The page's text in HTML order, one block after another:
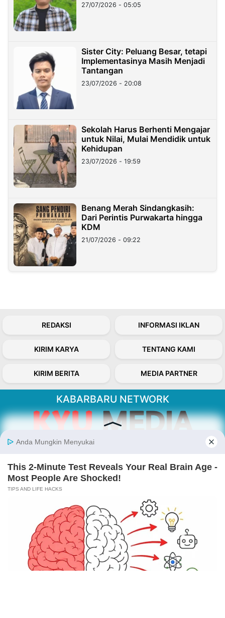
27/07/2026 - 05:05
Sister City: Peluang Besar, tetapi
Implementasinya Masih Menjadi
Tantangan
23/07/2026 - 20:08
Sekolah Harus Berhenti Mengajar
untuk Nilai, Mulai Mendidik untuk
Kehidupan
23/07/2026 - 19:59
Benang Merah Sindangkasih:
Dari Perintis Purwakarta hingga
KDM
21/07/2026 - 09:22
REDAKSI INFORMASI IKLAN
KIRIM KARYA TENTANG KAMI
KIRIM BERITA MEDIA PARTNER
KABARBARU NETWORK
Kabarbaru.co menyajikan berita aktual dan
Follow Kabarbaru